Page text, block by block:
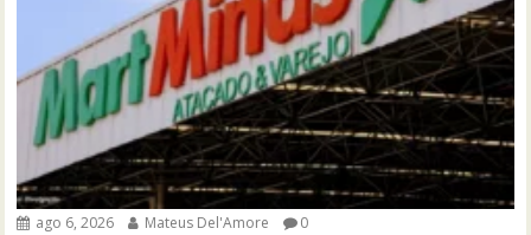
ago 6, 2026 Mateus Del'Amore 0